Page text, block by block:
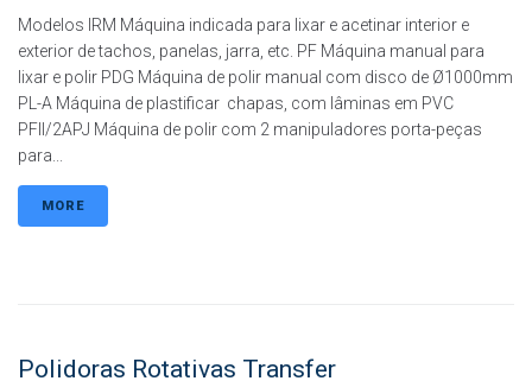
Modelos IRM Máquina indicada para lixar e acetinar interior e
exterior de tachos, panelas, jarra, etc. PF Máquina manual para
lixar e polir PDG Máquina de polir manual com disco de Ø1000mm
PL-A Máquina de plastificar chapas, com lâminas em PVC
PFII/2APJ Máquina de polir com 2 manipuladores porta-peças
para...
MORE
Polidoras Rotativas Transfer